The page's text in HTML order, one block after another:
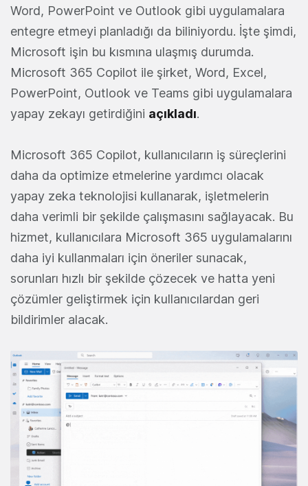
Word, PowerPoint ve Outlook gibi uygulamalara
entegre etmeyi planladığı da biliniyordu. İşte şimdi,
Microsoft işin bu kısmına ulaşmış durumda.
Microsoft 365 Copilot ile şirket, Word, Excel,
PowerPoint, Outlook ve Teams gibi uygulamalara
yapay zekayı getirdiğini açıkladı.
Microsoft 365 Copilot, kullanıcıların iş süreçlerini
daha da optimize etmelerine yardımcı olacak
yapay zeka teknolojisi kullanarak, işletmelerin
daha verimli bir şekilde çalışmasını sağlayacak. Bu
hizmet, kullanıcılara Microsoft 365 uygulamalarını
daha iyi kullanmaları için öneriler sunacak,
sorunları hızlı bir şekilde çözecek ve hatta yeni
çözümler geliştirmek için kullanıcılardan geri
bildirimler alacak.